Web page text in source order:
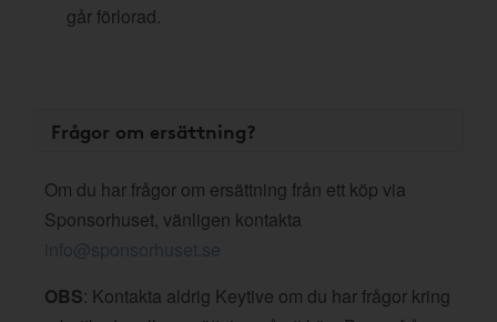
går förlorad.
Frågor om ersättning?
Om du har frågor om ersättning från ett köp via
Sponsorhuset, vänligen kontakta
info@sponsorhuset.se
OBS: Kontakta aldrig Keytive om du har frågor kring